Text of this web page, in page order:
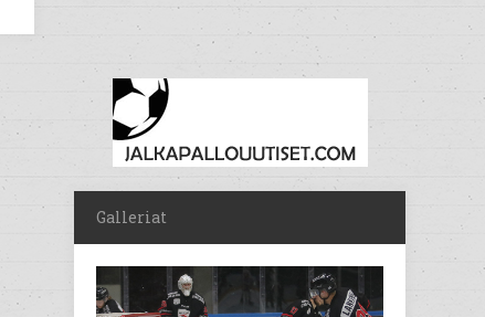
Galleriat